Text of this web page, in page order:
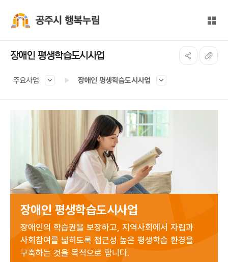
전체
장애인 평생학습도시사업
주요사업 장애인 평생학습도시사업
장애인 평생학습도시사업
장애인의 학습권을 보장하고, 지역사회에서 자립과
사회참여를 넓히도록 접근성 높은 평생학습 환경을
구축하는 것을 목적으로 합니다.